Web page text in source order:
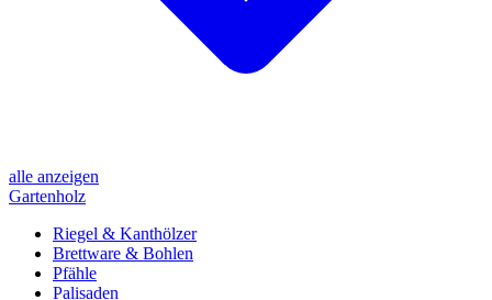
alle anzeigen
Gartenholz
Riegel & Kanthölzer
Brettware & Bohlen
Pfähle
Palisaden